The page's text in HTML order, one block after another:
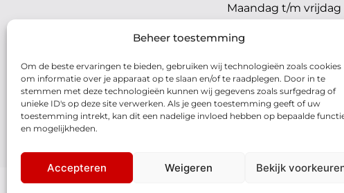
Beheer toestemming
Om de beste ervaringen te bieden, gebruiken wij technologieën zoals cookies
om informatie over je apparaat op te slaan en/of te raadplegen. Door in te
stemmen met deze technologieën kunnen wij gegevens zoals surfgedrag of
unieke ID's op deze site verwerken. Als je geen toestemming geeft of uw
toestemming intrekt, kan dit een nadelige invloed hebben op bepaalde
en mogelijkheden.
Accepteren Weigeren Bekijk
072 - 57 16 9 40
Parelweg 3, 1812 RS
Alkmaar
Routebeschrijving
Maandag t/m vrijdag
Zaterdag
Zondag